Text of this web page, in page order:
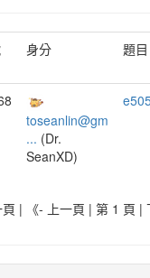
身分 題目
toseanlin@gm
... (Dr.
SeanXD)
頁 | 《- 上一頁 | 第 1 頁 |